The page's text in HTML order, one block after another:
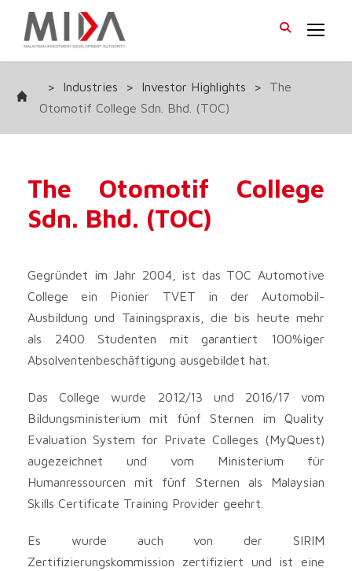
> Industries > Investor Highlights >
The
Otomotif College Sdn. Bhd. (TOC)
The Otomotif College
Sdn. Bhd. (TOC)
Gegründet im Jahr 2004, ist das TOC Automotive
College ein Pionier TVET in der Automobil-
Ausbildung und Tainingspraxis, die bis heute mehr
als 2400 Studenten mit garantiert 100%iger
Absolventenbeschäftigung ausgebildet hat.
Das College wurde 2012/13 und 2016/17 vom
Bildungsministerium mit fünf Sternen im Quality
Evaluation System for Private Colleges (MyQuest)
augezeichnet und vom Ministerium für
Humanressourcen mit fünf Sternen als Malaysian
Skills Certificate Training Provider geehrt.
Es wurde auch von der SIRIM
Zertifizierungskommission zertifiziert und ist eine